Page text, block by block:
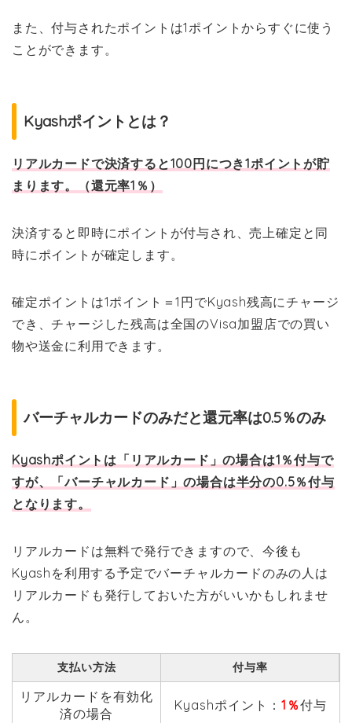
また、付与されたポイントは1ポイントからすぐに使う
ことができます。
Kyashポイントとは？
リアルカードで決済すると100円につき1ポイントが貯
まります。（還元率1％）
決済すると即時にポイントが付与され、売上確定と同
時にポイントが確定します。
確定ポイントは1ポイント＝1円でKyash残高にチャージ
でき、チャージした残高は全国のVisa加盟店での買い
物や送金に利用できます。
バーチャルカードのみだと還元率は0.5％のみ
Kyashポイントは「リアルカード」の場合は1％付与で
すが、「バーチャルカード」の場合は半分の0.5％付与
となります。
リアルカードは無料で発行できますので、今後も
Kyashを利用する予定でバーチャルカードのみの人は
リアルカードも発行しておいた方がいいかもしれませ
ん。
支払い方法 付与率
リアルカードを有効化
済の場合
Kyashポイント： 1％付与